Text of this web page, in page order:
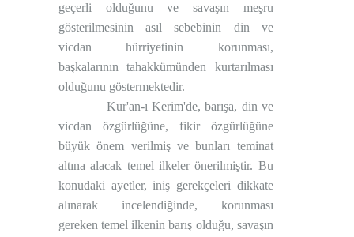
geçerli olduğunu ve savaşın meşru
gösterilmesinin asıl sebebinin din ve
vicdan hürriyetinin korunması,
başkalarının tahakkümünden kurtarılması
olduğunu göstermektedir.
Kur'an-ı Kerim'de, barışa, din ve
vicdan özgürlüğüne, fikir özgürlüğüne
büyük önem verilmiş ve bunları teminat
altına alacak temel ilkeler önerilmiştir. Bu
konudaki ayetler, iniş gerekçeleri dikkate
alınarak incelendiğinde, korunması
gereken temel ilkenin barış olduğu, savaşın